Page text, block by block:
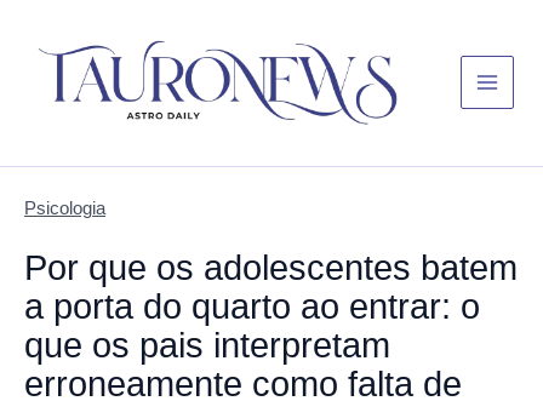
Menu
Psicologia
Por que os adolescentes batem
a porta do quarto ao entrar: o
que os pais interpretam
erroneamente como falta de